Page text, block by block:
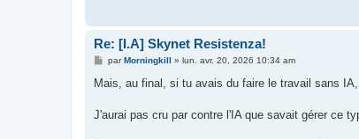
Re: [I.A] Skynet Resistenza!
M
s
g
parMorningkill » lun. avr. 20, 2026 10:34 am
Mais, au final, si tu avais du faire le travail sans
J'aurai pas cru par contre l'IA que savait gérer ce